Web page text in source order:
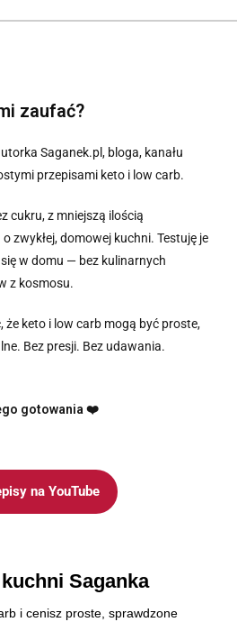
zaufać?
Saganek.pl, bloga, kanału
przepisami keto i low carb.
cukru, z mniejszą ilością
zwykłej, domowej kuchni. Testuję je
w domu — bez kulinarnych
z kosmosu.
że keto i low carb mogą być proste,
Bez presji. Bez udawania.
gotowania ❤️
na YouTube
kuchni Saganka
i cenisz proste, sprawdzone